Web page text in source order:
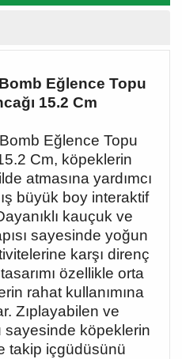
Eğlence Topu
15.2 Cm
Eğlence Topu
Cm, köpeklerin
atmasına yardımcı
büyük boy interaktif
kauçuk ve
sayesinde yoğun
karşı direnç
özellikle orta
rahat kullanımına
Zıplayabilen ve
köpeklerin
takip içgüdüsünü